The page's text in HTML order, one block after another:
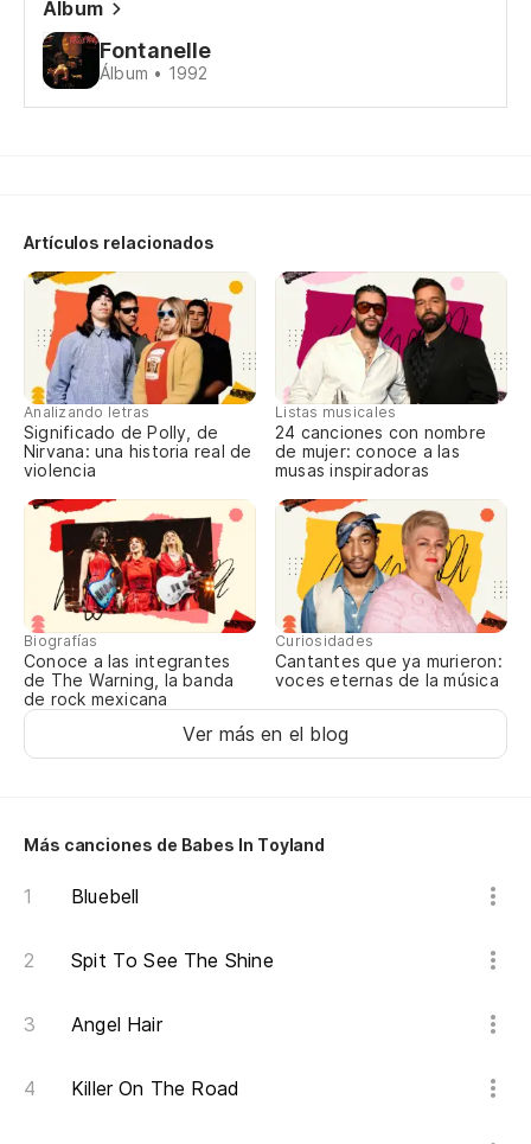
Álbum
Fontanelle
Álbum • 1992
Artículos relacionados
Analizando letras
Significado de Polly, de
Nirvana: una historia real de
violencia
Listas musicales
24 canciones con nombre
de mujer: conoce a las
musas inspiradoras
Biografías
Conoce a las integrantes
de The Warning, la banda
de rock mexicana
Curiosidades
Cantantes que ya murieron:
voces eternas de la música
Ver más en el blog
Más canciones de Babes In Toyland
Bluebell
Spit To See The Shine
Angel Hair
Killer On The Road